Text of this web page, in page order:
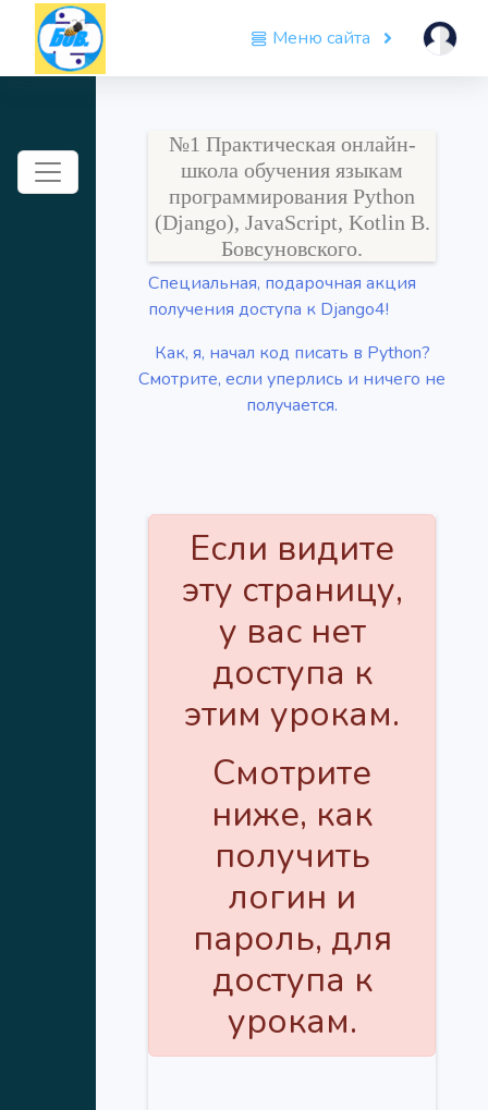
Toggle navigation
Меню сайта
№1 Практическая онлайн-
школа обучения языкам
программирования Python
(Django), JavaScript, Kotlin В.
Бовсуновского.
Специальная, подарочная акция
получения доступа к Django4!
Как, я, начал код писать в Python?
Смотрите, если уперлись и ничего не
получается.
Если видите
эту страницу,
у вас нет
доступа к
этим урокам.
Смотрите
ниже, как
получить
логин и
пароль, для
доступа к
урокам.